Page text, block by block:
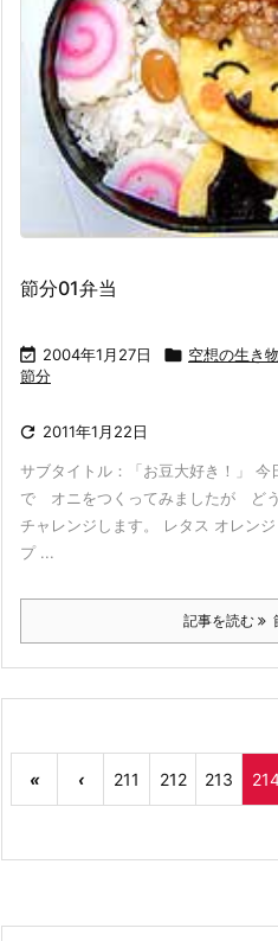
節分01弁当
 2004年1月27日  空想の生き物
節分
 2011年1月22日
サブタイトル：「お豆大好き！」
で オニをつくってみましたが ど
チャレンジします。 レタス オレン
プ ...
記事を読む
« ‹ 211 212 213